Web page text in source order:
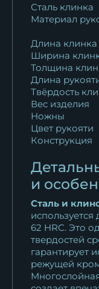
Сталь клинка
Материал
Длина клинка
Ширина
Толщина
Длина
Твёрдость
Вес изделия
Ножны
Цвет рукояти
Конструкция
и
Сталь и
используется
62 HRC. Это
твердостей
гарантирует
режущей